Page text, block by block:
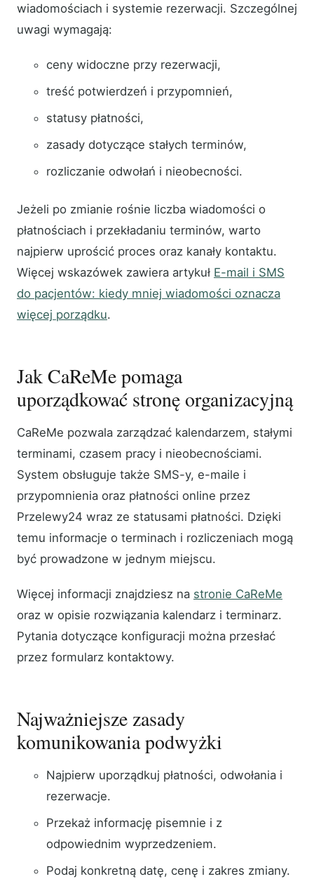
wiadomościach i systemie rezerwacji. Szczególnej
uwagi wymagają:
ceny widoczne przy rezerwacji,
treść potwierdzeń i przypomnień,
statusy płatności,
zasady dotyczące stałych terminów,
rozliczanie odwołań i nieobecności.
Jeżeli po zmianie rośnie liczba wiadomości o
płatnościach i przekładaniu terminów, warto
najpierw uprościć proces oraz kanały kontaktu.
Więcej wskazówek zawiera artykuł E-mail i SMS
do pacjentów: kiedy mniej wiadomości oznacza
więcej porządku.
Jak CaReMe pomaga
uporządkować stronę organizacyjną
CaReMe pozwala zarządzać kalendarzem, stałymi
terminami, czasem pracy i nieobecnościami.
System obsługuje także SMS-y, e-maile i
przypomnienia oraz płatności online przez
Przelewy24 wraz ze statusami płatności. Dzięki
temu informacje o terminach i rozliczeniach mogą
być prowadzone w jednym miejscu.
Więcej informacji znajdziesz na stronie CaReMe
oraz w opisie rozwiązania kalendarz i terminarz.
Pytania dotyczące konfiguracji można przesłać
przez formularz kontaktowy.
Najważniejsze zasady
komunikowania podwyżki
Najpierw uporządkuj płatności, odwołania i
rezerwacje.
Przekaż informację pisemnie i z
odpowiednim wyprzedzeniem.
Podaj konkretną datę, cenę i zakres zmiany.